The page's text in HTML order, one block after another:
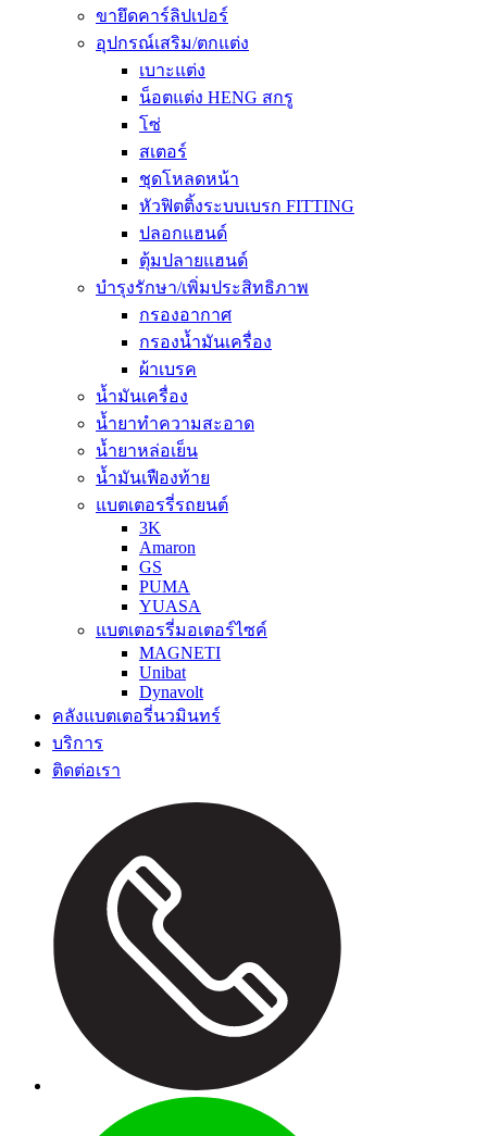
ขายึดคาร์ลิปเปอร์
อุปกรณ์เสริม/ตกแต่ง
เบาะแต่ง
น็อตแต่ง HENG สกรู
โซ่
สเตอร์
ชุดโหลดหน้า
หัวฟิตติ้งระบบเบรก FITTING
ปลอกแฮนด์
ตุ้มปลายแฮนด์
บำรุงรักษา/เพิ่มประสิทธิภาพ
กรองอากาศ
กรองน้ำมันเครื่อง
ผ้าเบรค
น้ำมันเครื่อง
น้ำยาทำความสะอาด
น้ำยาหล่อเย็น
น้ำมันเฟืองท้าย
แบตเตอรรี่รถยนต์
3K
Amaron
GS
PUMA
YUASA
แบตเตอรรี่มอเตอร์ไซค์
MAGNETI
Unibat
Dynavolt
คลังแบตเตอรี่นวมินทร์
บริการ
ติดต่อเรา